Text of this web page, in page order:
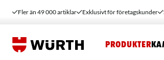
Fler än 49 000 artiklar Exklusivt för företagskunder
PRODUKTER